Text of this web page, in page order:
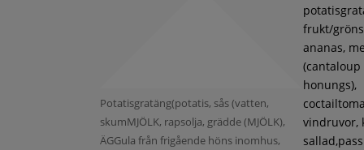
Potatisgratäng(potatis, sås (vatten,
skumMJÖLK, rapsolja, grädde (MJÖLK),
ÄGGula från frigående höns inomhus,
frukt/
ananas,
(cantaloup
honungs),
vindruvor,